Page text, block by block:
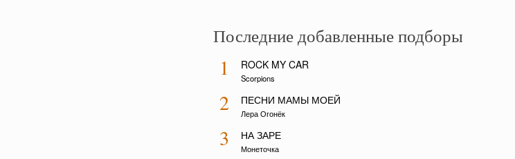
Последние добавленные подборы
1 ROCK MY CAR
Scorpions
2 ПЕСНИ МАМЫ МОЕЙ
Лера Огонёк
3 НА ЗАРЕ
Монеточка